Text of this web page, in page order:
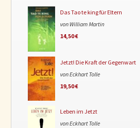
Das Tao te king für Eltern
von William Martin
14,50 €
Jetzt! Die Kraft der Gegenwart
von Eckhart Tolle
19,50 €
Leben im Jetzt
von Eckhart Tolle